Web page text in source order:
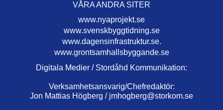
VÅRA ANDRA SITER
www.nyaprojekt.se
www.svenskbyggtidning.se
www.dagensinfrastruktur.se.
www.grontsamhallsbyggande.se
Digitala Medier / Stordåhd Kommunikation:
Verksamhetsansvarig/Chefredaktör:
Jon Mattias Högberg / jmhogberg@storkom.se